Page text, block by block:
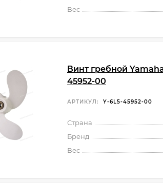
Вес
Винт гребной
45952-00
АРТИКУЛ: Y-6L5-45952-00
Страна
Бренд
Вес